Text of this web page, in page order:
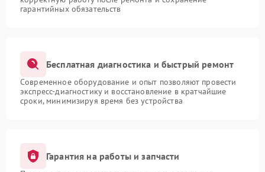
гарантийных обязательств
Бесплатная диагностика и быстрый ремонт
Современное оборудование и опыт позволяют провести
экспресс-диагностику и восстановление в кратчайшие
сроки, минимизируя время без устройства
Гарантия на работы и запчасти